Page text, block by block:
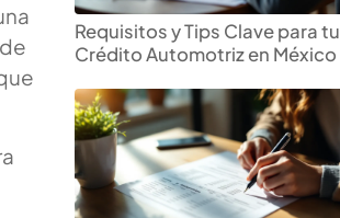
Requisitos y Tips Clave para tu
Crédito Automotriz en México